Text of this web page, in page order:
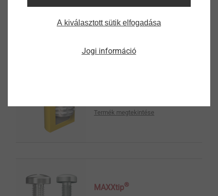
Termék megtekintése
MAXXtip®
A kiválasztott sütik elfogadása
Jogi információ